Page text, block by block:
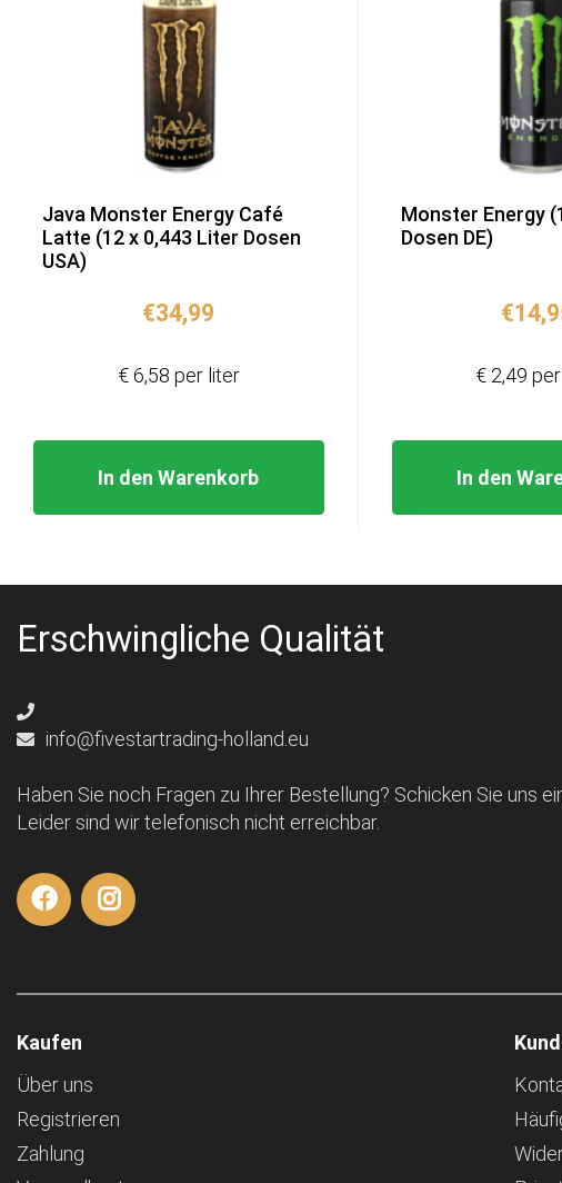
Java Monster Energy Café
Latte (12 x 0,443 Liter Dosen
USA)
€34,99
In den Warenkorb
€ 6,58 per liter
Monster Energy
Dosen DE)
€
In den
€ 2,49
Erschwingliche Qualität
info@fivestartrading-holland.eu
Haben Sie noch Fragen zu Ihrer Bestellung? Schicken Sie uns
Leider sind wir telefonisch nicht erreichbar.
Kaufen
Über uns
Registrieren
Zahlung